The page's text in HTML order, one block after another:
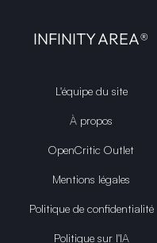
INFINITY AREA®
L'équipe du site
À propos
OpenCritic Outlet
Mentions légales
Politique de confidentialité
Politique sur l'IA